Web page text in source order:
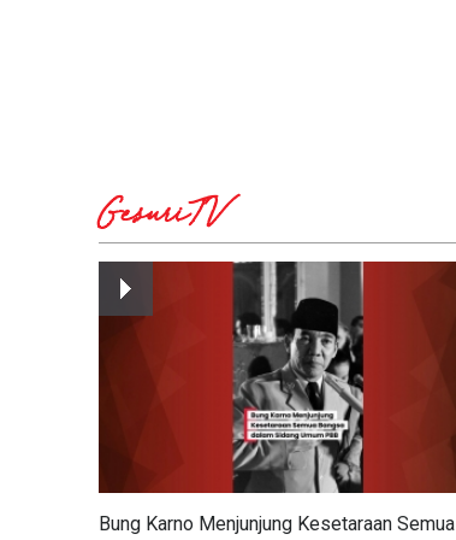
GesuriTV
Bung Karno Menjunjung Kesetaraan Semua